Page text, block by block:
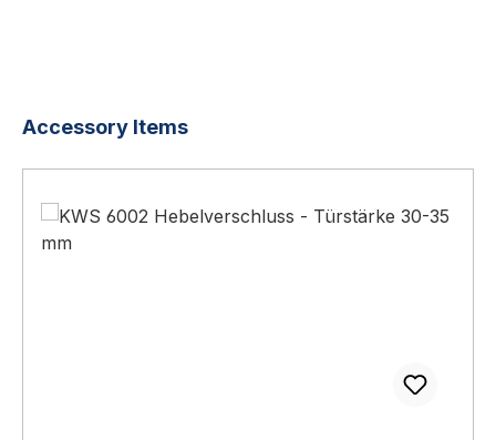
Produktgalerie überspringen
Accessory Items